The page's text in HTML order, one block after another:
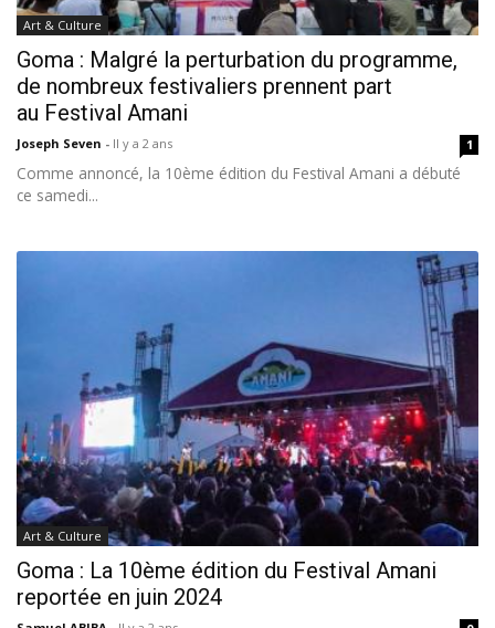
Art & Culture
Goma : Malgré la perturbation du programme,
de nombreux festivaliers prennent part
au Festival Amani
Joseph Seven - Il y a 2 ans 1
Comme annoncé, la 10ème édition du Festival Amani a débuté
ce samedi...
Art & Culture
Goma : La 10ème édition du Festival Amani
reportée en juin 2024